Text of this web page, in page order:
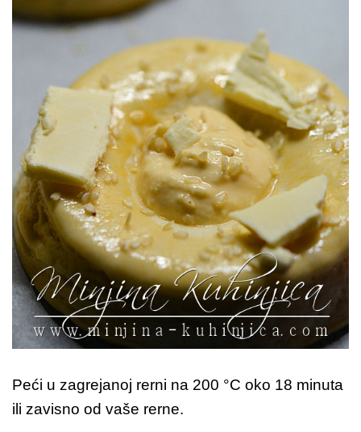
Peći u zagrejanoj rerni na 200 °C oko 18 minuta
ili zavisno od vaše rerne.